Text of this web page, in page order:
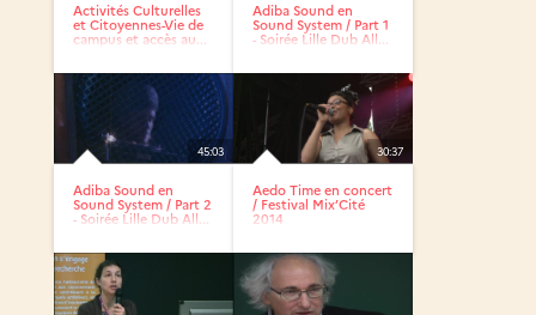
Activités Culturelles
et Citoyennes-Vie de
campus et accès au...
Adiba Sound en
Sound System / Part 1
- Soirée Lille Dub All...
45:03
Adiba Sound en
Sound System / Part 2
- Soirée Lille Dub All...
30:37
Aedo Time en concert
/ Festival Mix’Cité
2014